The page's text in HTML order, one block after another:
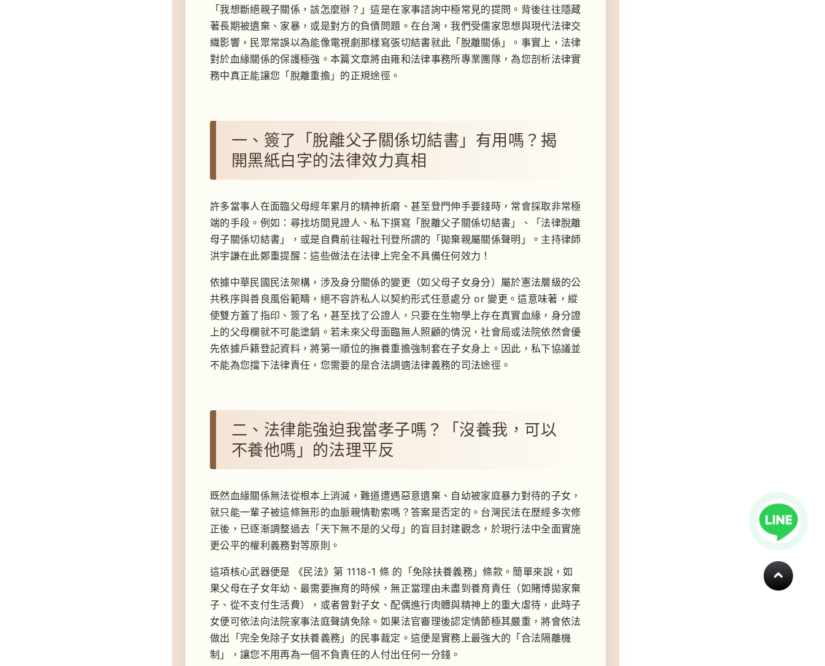
「我想斷絕親子關係，該怎麼辦？」這是在家事諮詢中極常見的提問。背後往往隱藏
著長期被遺棄、家暴，或是對方的負債問題。在台灣，我們受儒家思想與現代法律交
織影響，民眾常誤以為能像電視劇那樣寫張切結書就此「脫離關係」。事實上，法律
對於血緣關係的保護極強。本篇文章將由雍和法律事務所專業團隊，為您剖析法律實
務中真正能讓您「脫離重擔」的正規途徑。
一、簽了「脫離父子關係切結書」有用嗎？揭
開黑紙白字的法律效力真相
許多當事人在面臨父母經年累月的精神折磨、甚至登門伸手要錢時，常會採取非常極
端的手段。例如：尋找坊間見證人、私下撰寫「脫離父子關係切結書」、「法律脫離
母子關係切結書」，或是自費前往報社刊登所謂的「拋棄親屬關係聲明」。主持律師
洪宇謙在此鄭重提醒：這些做法在法律上完全不具備任何效力！
依據中華民國民法架構，涉及身分關係的變更（如父母子女身分）屬於憲法層級的公
共秩序與善良風俗範疇，絕不容許私人以契約形式任意處分 or 變更。這意味著，縱
使雙方蓋了指印、簽了名，甚至找了公證人，只要在生物學上存在真實血緣，身分證
上的父母欄就不可能塗銷。若未來父母面臨無人照顧的情況，社會局或法院依然會優
先依據戶籍登記資料，將第一順位的撫養重擔強制套在子女身上。因此，私下協議並
不能為您擋下法律責任，您需要的是合法調適法律義務的司法途徑。
二、法律能強迫我當孝子嗎？「沒養我，可以
不養他嗎」的法理平反
既然血緣關係無法從根本上消滅，難道遭遇惡意遺棄、自幼被家庭暴力對待的子女，
就只能一輩子被這條無形的血脈親情勒索嗎？答案是否定的。台灣民法在歷經多次修
正後，已逐漸調整過去「天下無不是的父母」的盲目封建觀念，於現行法中全面實施
更公平的權利義務對等原則。
這項核心武器便是 《民法》第 1118-1 條 的「免除扶養義務」條款。簡單來說，如
果父母在子女年幼、最需要撫育的時候，無正當理由未盡到養育責任（如賭博拋家棄
子、從不支付生活費），或者曾對子女、配偶進行肉體與精神上的重大虐待，此時子
女便可依法向法院家事法庭聲請免除。如果法官審理後認定情節極其嚴重，將會依法
做出「完全免除子女扶養義務」的民事裁定。這便是實務上最強大的「合法隔離機
制」，讓您不用再為一個不負責任的人付出任何一分錢。